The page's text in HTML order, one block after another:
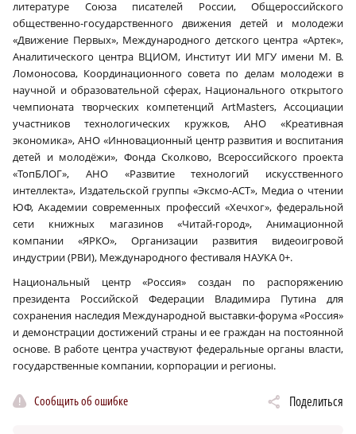
литературе Союза писателей России, Общероссийского
общественно-государственного движения детей и молодежи
«Движение Первых», Международного детского центра «Артек»,
Аналитического центра ВЦИОМ, Институт ИИ МГУ имени М. В.
Ломоносова, Координационного совета по делам молодежи в
научной и образовательной сферах, Национального открытого
чемпионата творческих компетенций ArtMasters, Ассоциации
участников технологических кружков, АНО «Креативная
экономика», АНО «Инновационный центр развития и воспитания
детей и молодёжи», Фонда Сколково, Всероссийского проекта
«ТопБЛОГ», АНО «Развитие технологий искусственного
интеллекта», Издательской группы «Эксмо-АСТ», Медиа о чтении
ЮФ, Академии современных профессий «Хечхог», федеральной
сети книжных магазинов «Читай-город», Анимационной
компании «ЯРКО», Организации развития видеоигровой
индустрии (РВИ), Международного фестиваля НАУКА 0+.
Национальный центр «Россия» создан по распоряжению
президента Российской Федерации Владимира Путина для
сохранения наследия Международной выставки-форума «Россия»
и демонстрации достижений страны и ее граждан на постоянной
основе. В работе центра участвуют федеральные органы власти,
государственные компании, корпорации и регионы.
Сообщить об ошибке Поделиться